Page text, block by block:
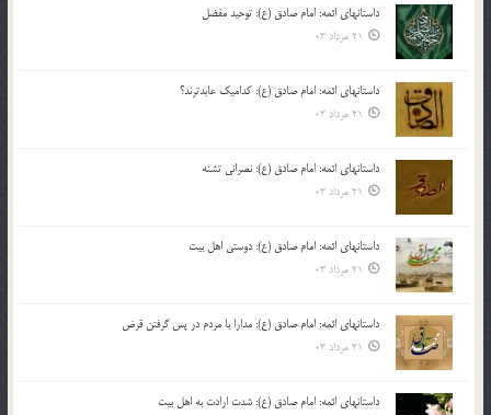
داستانهای ائمه: امام صادق (ع): توحید مفضل
21 مرداد 03
داستانهای ائمه: امام صادق (ع): کدامیک عابدترند؟
21 مرداد 03
داستانهای ائمه: امام صادق (ع): نصرانی تشنه
21 مرداد 03
داستانهای ائمه: امام صادق (ع): دوستی اهل بیت
21 مرداد 03
داستانهای ائمه: امام صادق (ع): مدارا با مردم در پس گرفتن قرض
21 مرداد 03
داستانهای ائمه: امام صادق (ع): شدت ارادت به اهل بیت